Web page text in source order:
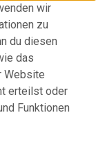
wir
zu
du diesen
das
Website
erteilst oder
Funktionen